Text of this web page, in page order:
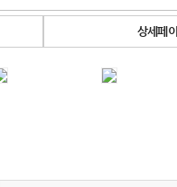
상세페